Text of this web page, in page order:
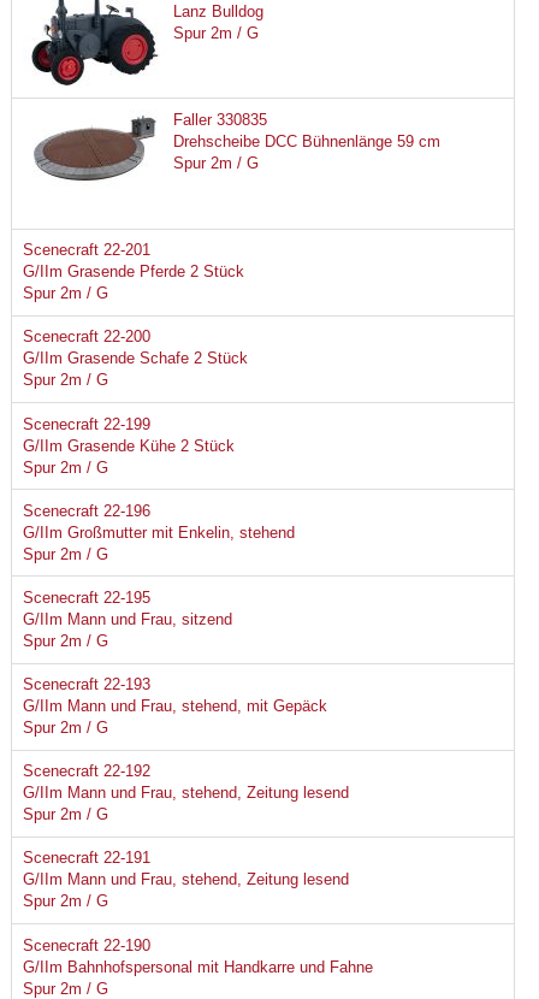
Lanz Bulldog
Spur 2m / G
Faller 330835
Drehscheibe DCC Bühnenlänge 59 cm
Spur 2m / G
Scenecraft 22-201
G/IIm Grasende Pferde 2 Stück
Spur 2m / G
Scenecraft 22-200
G/IIm Grasende Schafe 2 Stück
Spur 2m / G
Scenecraft 22-199
G/IIm Grasende Kühe 2 Stück
Spur 2m / G
Scenecraft 22-196
G/IIm Großmutter mit Enkelin, stehend
Spur 2m / G
Scenecraft 22-195
G/IIm Mann und Frau, sitzend
Spur 2m / G
Scenecraft 22-193
G/IIm Mann und Frau, stehend, mit Gepäck
Spur 2m / G
Scenecraft 22-192
G/IIm Mann und Frau, stehend, Zeitung lesend
Spur 2m / G
Scenecraft 22-191
G/IIm Mann und Frau, stehend, Zeitung lesend
Spur 2m / G
Scenecraft 22-190
G/IIm Bahnhofspersonal mit Handkarre und Fahne
Spur 2m / G